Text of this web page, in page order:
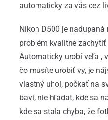
automaticky za vás cez
Nikon D500 je nadupaná
problém kvalitne
Automaticky urobí veľa ,
čo musíte urobiť vy, je
vlastný uhol, počkať na
baví, nie hľadať, kde sa
kde sa stala chyba, že